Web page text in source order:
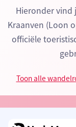
Hieronder vind
Kraanven (Loon
officiële
Toon alle